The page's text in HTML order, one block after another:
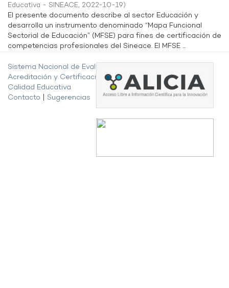
Educativa - SINEACE, 2022-10-19)
El presente documento describe al sector Educación y
desarrolla un instrumento denominado “Mapa Funcional
Sectorial de Educación” (MFSE) para fines de certificación de
competencias profesionales del Sineace. El MFSE ...
Sistema Nacional de Evaluación,
Acreditación y Certificación de la
Calidad Educativa
Contacto
Sugerencias